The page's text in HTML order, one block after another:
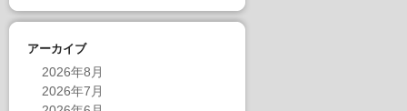
アーカイブ
2026年8月
2026年7月